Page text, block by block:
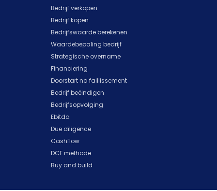
Bedrijf verkopen
Bedrijf kopen
Bedrijfswaarde berekenen
Waardebepaling bedrijf
Strategische overname
Financiering
Doorstart na faillissement
Bedrijf beëindigen
Bedrijfsopvolging
Ebitda
Due diligence
Cashflow
DCF methode
Buy and build